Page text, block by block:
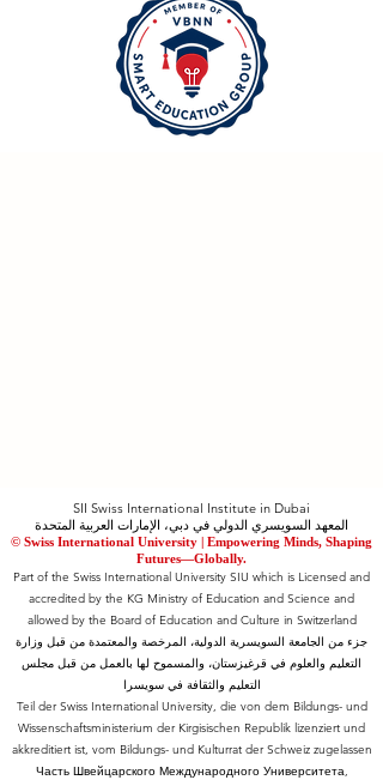
SII Swiss International Institute in Dubai
المعهد السويسري الدولي في دبي، الإمارات العربية المتحدة
© Swiss International University | ​Empowering Minds, Shaping
Futures—Globally.
Part of the Swiss International University SIU which is Licensed and
accredited by the KG Ministry of Education and Science and
allowed by the Board of Education and Culture in Switzerland
جزء من الجامعة السويسرية الدولية، المرخصة والمعتمدة من قبل وزارة
التعليم والعلوم في قرغيزستان، والمسموح لها بالعمل من قبل مجلس
التعليم والثقافة في سويسرا
Teil der Swiss International University, die von dem Bildungs- und
Wissenschaftsministerium der Kirgisischen Republik lizenziert und
akkreditiert ist, vom Bildungs- und Kulturrat der Schweiz zugelassen
Часть Швейцарского Международного Университета,